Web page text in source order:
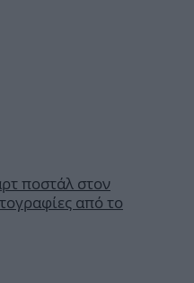
ποστάλ στον
από το